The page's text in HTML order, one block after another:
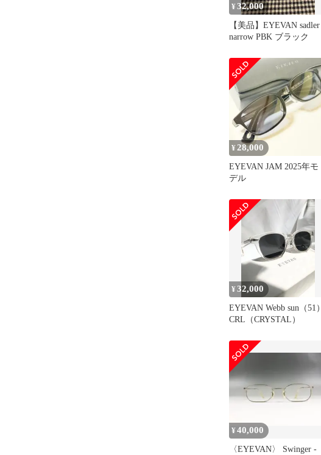
¥32,000
【美品】EYEVAN sadler
narrow PBK ブラック
¥28,000
EYEVAN JAM 2025年モ
デル
¥32,000
EYEVAN Webb sun（51）
CRL（CRYSTAL）
¥40,000
〈EYEVAN〉 Swinger -